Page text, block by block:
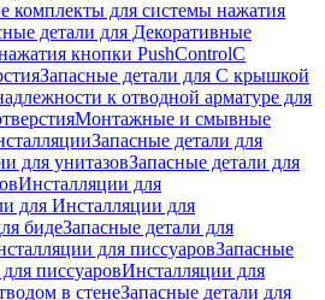
комплекты для системы нажатия
детали для Декоративные
кнопки PushControlС
Запасные детали для С крышкой
к отводной арматуре для
Монтажные и смывные
Запасные детали для
для унитазовЗапасные детали для
Инсталляции для
для Инсталляции для
бидеЗапасные детали для
для писсуаровЗапасные
писсуаровИнсталляции для
в стенеЗапасные детали для